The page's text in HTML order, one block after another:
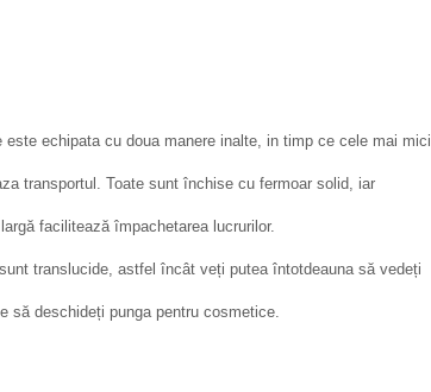
este echipata cu doua manere inalte, in timp ce cele mai mici
transportul. Toate sunt închise cu fermoar solid, iar
facilitează împachetarea lucrurilor.
translucide, astfel încât veți putea întotdeauna să vedeți
să deschideți punga pentru cosmetice.